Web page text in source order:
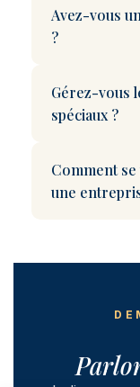
Avez-vous
?
Gérez-vous
spéciaux ?
Comment
une